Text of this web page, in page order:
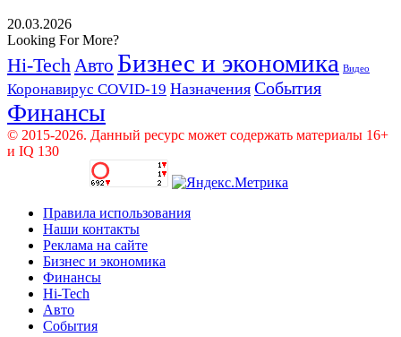
20.03.2026
Looking For More?
Hi-Tech Авто Бизнес и экономика Видео
Коронавирус COVID-19 Назначения События
Финансы
© 2015-2026. Данный ресурс может содержать материалы 16+
и IQ 130
Правила использования
Наши контакты
Реклама на сайте
Бизнес и экономика
Финансы
Hi-Tech
Авто
События